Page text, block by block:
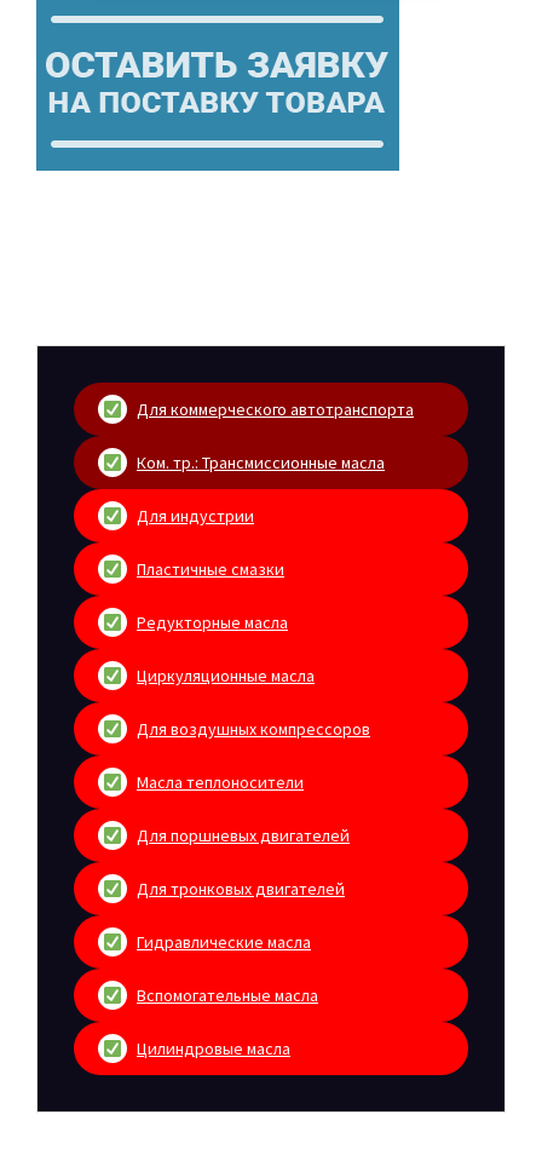
Для коммерческого автотранспорта
Ком. тр.: Трансмиссионные масла
Для индустрии
Пластичные смазки
Редукторные масла
Циркуляционные масла
Для воздушных компрессоров
Масла теплоносители
Для поршневых двигателей
Для тронковых двигателей
Гидравлические масла
Вспомогательные масла
Цилиндровые масла